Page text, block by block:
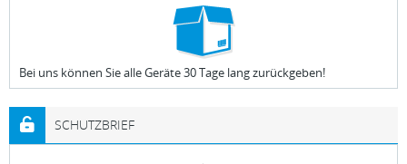
Bei uns können Sie alle Geräte 30 Tage lang zurückgeben!
SCHUTZBRIEF